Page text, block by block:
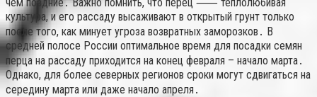
культура, и его рассаду высаживают в открытый грунт только
после того, как минует угроза возвратных заморозков․ В
средней полосе России оптимальное время для посадки семян
перца на рассаду приходится на конец февраля – начало марта․
Однако, для более северных регионов сроки могут сдвигаться на
середину марта или даже начало апреля․